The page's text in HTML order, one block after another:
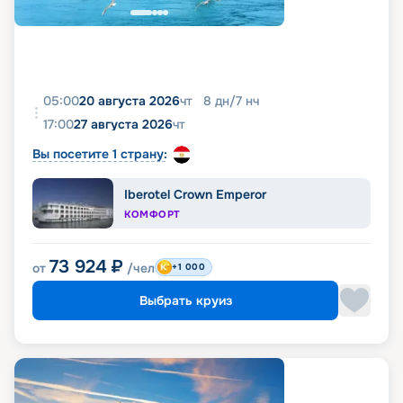
05:0020 августа 2026чт 8 дн/7 нч
17:0027 августа 2026чт
Вы посетите 1 страну:
Iberotel Crown Emperor
КОМФОРТ
от 73 924 ₽ /чел +1 000
Выбрать круиз